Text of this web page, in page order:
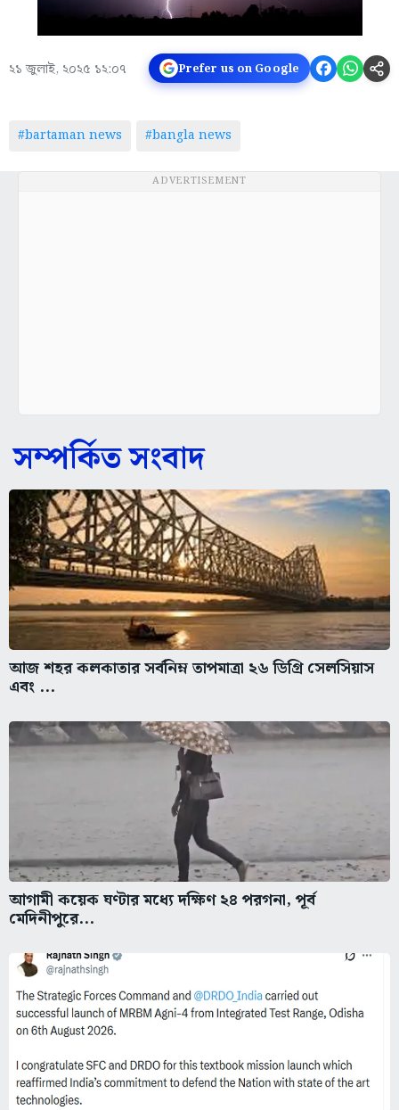
২১ জুলাই, ২০২৫ ১২:০৭ Prefer us on Google
#bartaman news #bangla news
ADVERTISEMENT
সম্পর্কিত সংবাদ
আজ শহর কলকাতার সর্বনিম্ন তাপমাত্রা ২৬ ডিগ্রি সেলসিয়াস
এবং ...
আগামী কয়েক ঘণ্টার মধ্যে দক্ষিণ ২৪ পরগনা, পূর্ব
মেদিনীপুরে...